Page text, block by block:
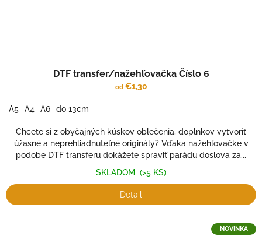
DTF transfer/nažehľovačka Číslo 6
od€1,30
A5 A4 A6 do 13cm
Chcete si z obyčajných kúskov oblečenia, doplnkov vytvoriť
úžasné a neprehliadnuteľné originály? Vďaka nažehľovačke v
podobe DTF transferu dokážete spraviť parádu doslova za...
SKLADOM (>5 KS)
Detail
NOVINKA